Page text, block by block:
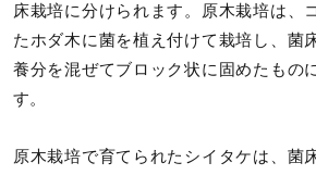
床栽培に分けられます。原木栽培は、
たホダ木に菌を植え付けて栽培し、菌
養分を混ぜてブロック状に固めたもの
す。
原木栽培で育てられたシイタケは、菌